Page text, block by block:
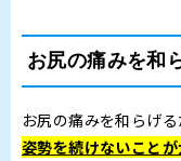
お尻の痛みを和
お尻の痛みを和らげ
姿勢を続けないこと